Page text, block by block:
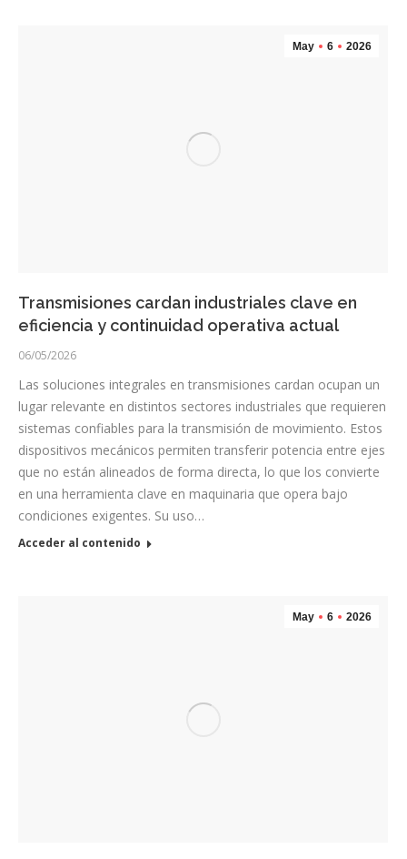
May 6 2026
Transmisiones cardan industriales clave en
eficiencia y continuidad operativa actual
06/05/2026
Las soluciones integrales en transmisiones cardan ocupan un
lugar relevante en distintos sectores industriales que requieren
sistemas confiables para la transmisión de movimiento. Estos
dispositivos mecánicos permiten transferir potencia entre ejes
que no están alineados de forma directa, lo que los convierte
en una herramienta clave en maquinaria que opera bajo
condiciones exigentes. Su uso…
Acceder al contenido
May 6 2026